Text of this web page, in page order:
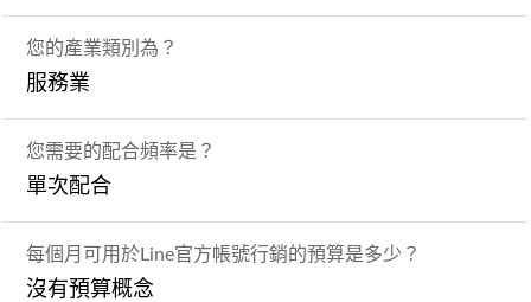
您的產業類別為？
服務業
您需要的配合頻率是？
單次配合
每個月可用於Line官方帳號行銷的預算是多少？
沒有預算概念